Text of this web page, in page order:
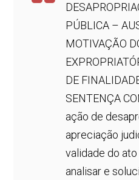
PÚBLICA –
MOTIVAÇÃO
DE
SENTENÇA
ação de
apreciação
validade do
analisar e